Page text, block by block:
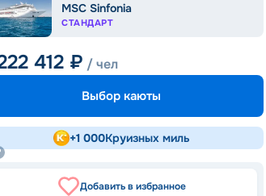
MSC Sinfonia
СТАНДАРТ
412 ₽ / чел
Выбор каюты
+1 000Круизных миль
Добавить в избранное